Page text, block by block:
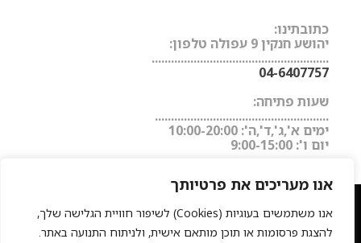
אנו מעריכים את פרטיותך
אנו משתמשים בעוגיות (Cookies) לשיפור חוויית הגלישה שלך,
להצגת פרסומות או תוכן מותאם אישית, ולניתוח התנועה באתר.
כתובתינו:
יהושע חנקין 9 עפולה טלפון:
.......................................................
04-6407757
שעות פתיחה:
......................................................
ימים א',ג',ד',ה': 10:00-20:00
יום ו': 9:00-15:00
מעצבי שיער | המרכז לעיצוב שיער בישראל
מגזין
היופי של ישראל
החלקות שיער
פאות
רפואיות | תוספות שיער|החלקה יפנית | פאות משיער טבעי| חנות